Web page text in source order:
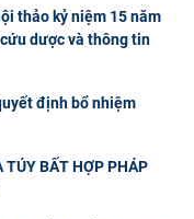
thảo kỷ niệm 15 năm
dược và thông tin
định bổ nhiệm
TÚY BẤT HỢP PHÁP